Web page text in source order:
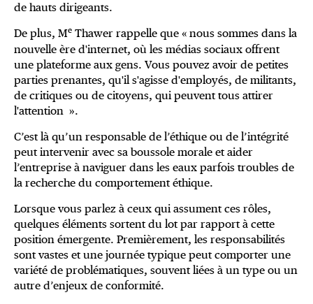
de hauts dirigeants.
De plus, Me Thawer rappelle que « nous sommes dans la
nouvelle ère d'internet, où les médias sociaux offrent
une plateforme aux gens. Vous pouvez avoir de petites
parties prenantes, qu'il s'agisse d'employés, de militants,
de critiques ou de citoyens, qui peuvent tous attirer
l'attention ».
C’est là qu’un responsable de l’éthique ou de l’intégrité
peut intervenir avec sa boussole morale et aider
l’entreprise à naviguer dans les eaux parfois troubles de
la recherche du comportement éthique.
Lorsque vous parlez à ceux qui assument ces rôles,
quelques éléments sortent du lot par rapport à cette
position émergente. Premièrement, les responsabilités
sont vastes et une journée typique peut comporter une
variété de problématiques, souvent liées à un type ou un
autre d’enjeux de conformité.